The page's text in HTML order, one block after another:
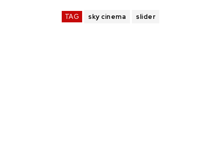
TAG sky cinema slider